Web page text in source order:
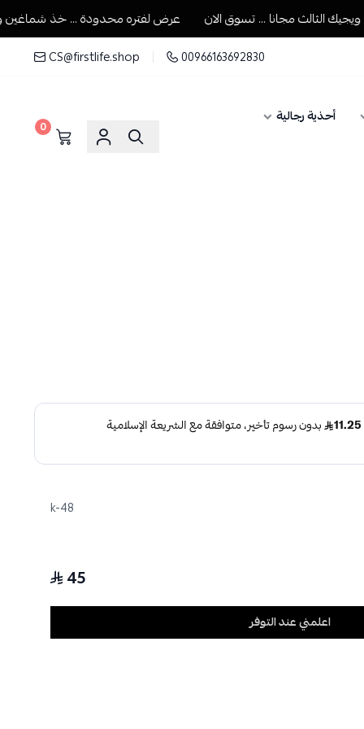
مجانا ... تسوق الان عرض لفتره محدودة ... خذ شماغين
00966163692830
CS@firstlife.shop
أحذية رجالية
0
k-48
45
اعلمني عند التوفر